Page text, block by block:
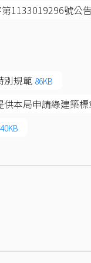
1133019296號公告
別規範 86KB
本局申請綠建築